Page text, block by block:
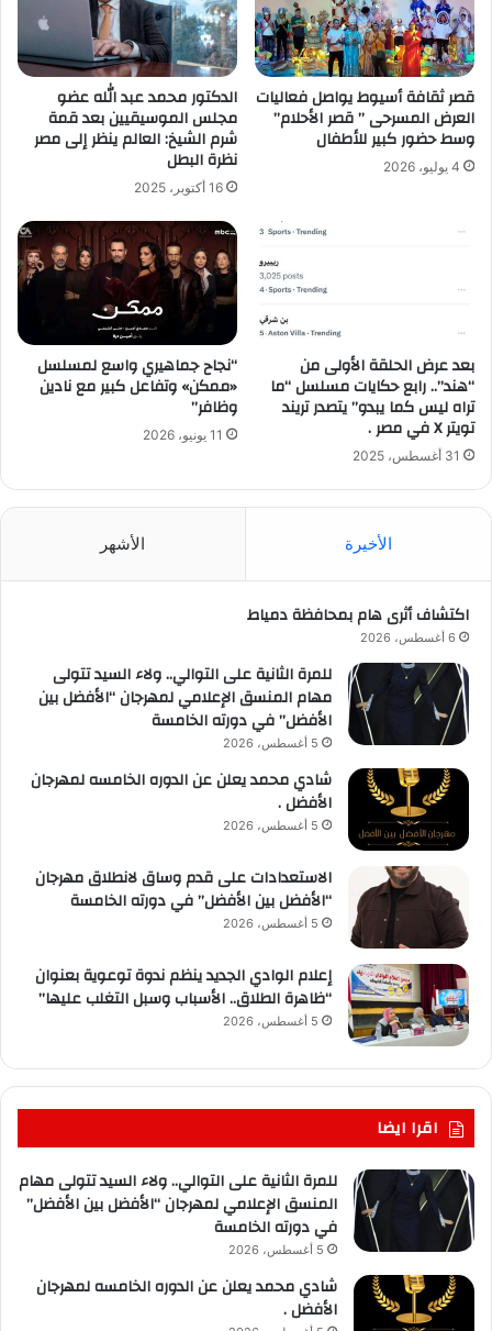
قصر ثقافة أسيوط يواصل فعاليات
العرض المسرحى ” قصر الأحلام”
وسط حضور كبير للأطفال
4 يوليو، 2026
الدكتور محمد عبد الله عضو
مجلس الموسيقيين بعد قمة
شرم الشيخ: العالم ينظر إلى مصر
نظرة البطل
16 أكتوبر، 2025
بعد عرض الحلقة الأولى من
“هند”.. رابع حكايات مسلسل “ما
تراه ليس كما يبدو” يتصدر تريند
تويتر X في مصر .
31 أغسطس، 2025
“نجاح جماهيري واسع لمسلسل
«ممكن» وتفاعل كبير مع نادين
وظافر”
11 يونيو، 2026
الأخيرة الأشهر
اكتشاف أثرى هام بمحافظة دمياط
6 أغسطس، 2026
للمرة الثانية على التوالي.. ولاء السيد تتولى
مهام المنسق الإعلامي لمهرجان “الأفضل بين
الأفضل” في دورته الخامسة
5 أغسطس، 2026
شادي محمد يعلن عن الدوره الخامسه لمهرجان
الأفضل .
5 أغسطس، 2026
الاستعدادات على قدم وساق لانطلاق مهرجان
“الأفضل بين الأفضل” في دورته الخامسة
5 أغسطس، 2026
إعلام الوادي الجديد ينظم ندوة توعوية بعنوان
“ظاهرة الطلاق.. الأسباب وسبل التغلب عليها”
5 أغسطس، 2026
اقرا ايضا
للمرة الثانية على التوالي.. ولاء السيد تتولى مهام
المنسق الإعلامي لمهرجان “الأفضل بين الأفضل”
في دورته الخامسة
5 أغسطس، 2026
شادي محمد يعلن عن الدوره الخامسه لمهرجان
الأفضل .